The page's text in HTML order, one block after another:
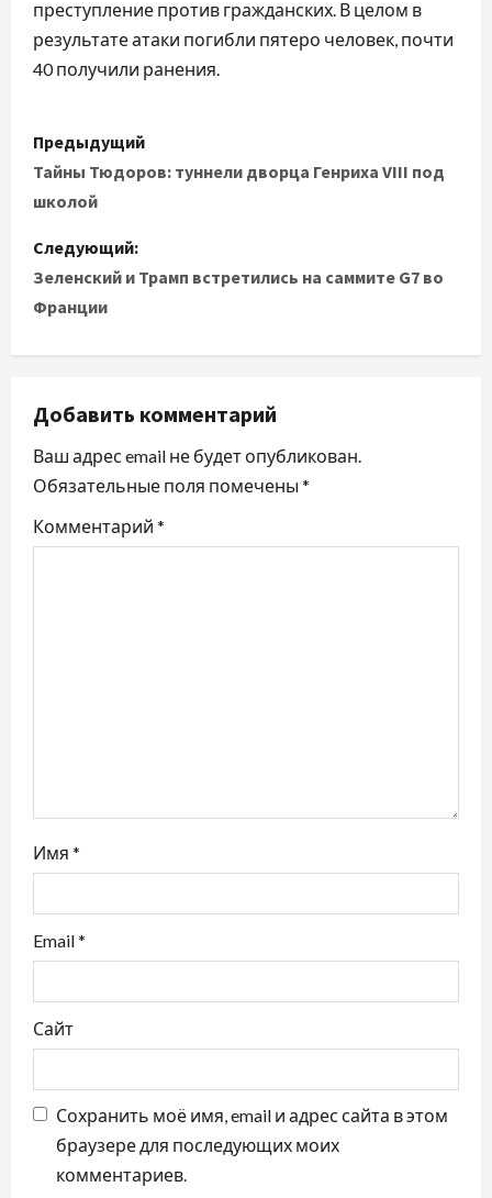
преступление против гражданских. В целом в
результате атаки погибли пятеро человек, почти
40 получили ранения.
Н
а
и
г
а
ц
и
я
п
с
я
м
Предыдущий
Тайны Тюдоров: туннели дворца Генриха VIII под
школой
Следующий:
Зеленский и Трамп встретились на саммите G7 во
Франции
Добавить комментарий
Ваш адрес email не будет опубликован.
Обязательные поля помечены *
Комментарий *
Имя *
Email*
Сайт
Сохранить моё имя, email и адрес сайта в этом
браузере для последующих моих
комментариев.